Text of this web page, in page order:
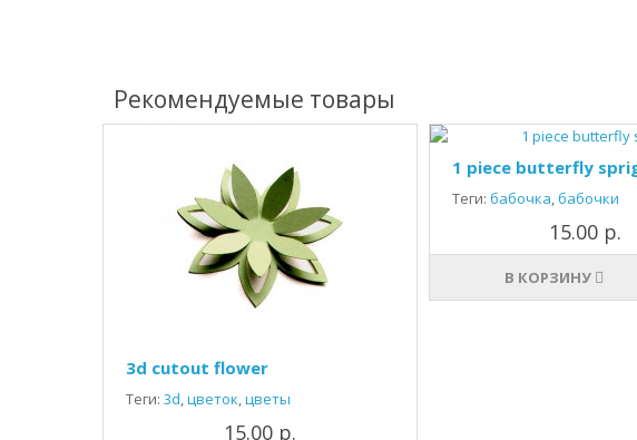
Рекомендуемые товары
3d cutout flower
Теги: 3d,цветок,цветы
15.00 р.
1 piece butterfly
Теги: бабочка,бабочки
15.00 р.
В КОРЗИНУ